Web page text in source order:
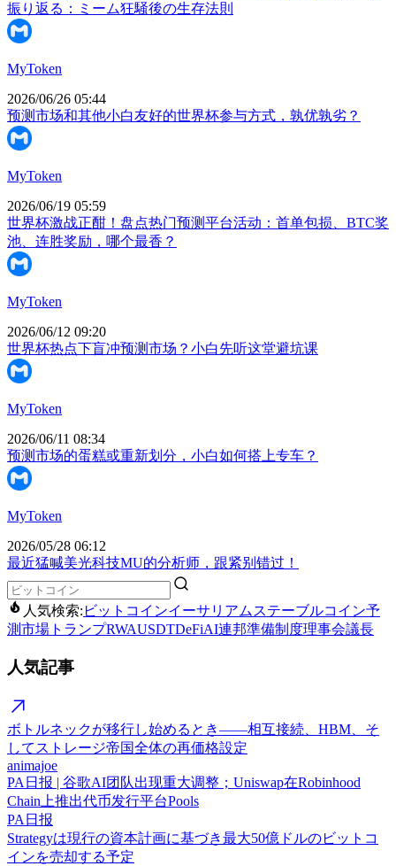
振り返る：ミーム狂騒後の生存法則
MyToken
2026/06/26 05:44
预测市场和其他小白友好的世界杯参与方式，孰优孰劣？
MyToken
2026/06/19 05:59
世界杯激战正酣！盘点热门预测平台活动：首单包损、BTC奖
池、连胜奖励，哪个最香？
MyToken
2026/06/12 09:20
世界杯热点下盲冲预测市场？小白先听这堂避坑课
MyToken
2026/06/11 08:34
预测市场的蛋糕或重新划分，小白如何搭上专车？
MyToken
2026/05/28 06:12
最近猛喊美光科技MU的分析师，跟紧别错过！
人気検索: ビットコインイーサリアムステーブルコイン予
測市場 トランプRWAUSDTDeFiAI連邦準備制度理事会議長
人気記事
ボトルネックが移行し始めるとき——相互接続、HBM、そ
してストレージ帝国全体の再価格設定
animajoe
PA日报 | 谷歌AI团队出现重大调整；Uniswap在Robinhood
Chain上推出代币发行平台Pools
PA日报
Strategyは現行の資本計画に基づき最大50億ドルのビットコ
インを売却する予定